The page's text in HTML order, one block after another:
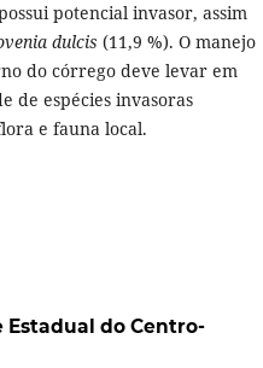
potencial invasor, assim
dulcis (11,9 %). O manejo
do córrego deve levar em
de espécies invasoras
e fauna local.
Estadual do Centro-